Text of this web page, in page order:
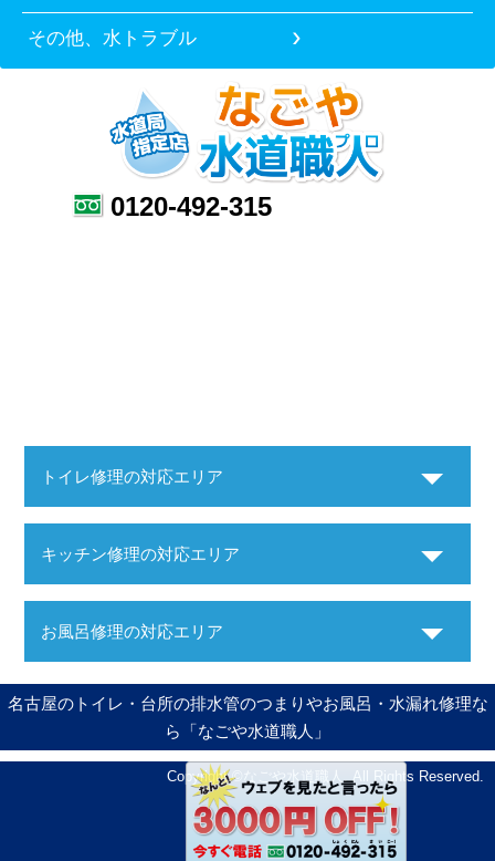
その他、水トラブル
0120-492-315
トイレ修理の対応エリア
キッチン修理の対応エリア
お風呂修理の対応エリア
名古屋のトイレ・台所の排水管のつまりやお風呂・水漏れ修理な
ら「なごや水道職人」
Copyright © なごや水道職人. All Rights Reserved.